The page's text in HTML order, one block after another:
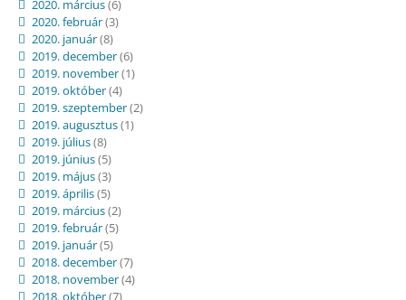
2020. március(6)
2020. február(3)
2020. január(8)
2019. december(6)
2019. november(1)
2019. október(4)
2019. szeptember(2)
2019. augusztus(1)
2019. július(8)
2019. június(5)
2019. május(3)
2019. április(5)
2019. március(2)
2019. február(5)
2019. január(5)
2018. december(7)
2018. november(4)
2018. október(7)